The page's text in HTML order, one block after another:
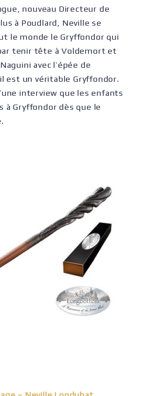
nouveau Directeur de
à Poudlard, Neville se
le monde le Gryffondor qui
tenir tête à Voldemort et
avec l’épée de
est un véritable Gryffondor.
interview que les enfants
à Gryffondor dès que le